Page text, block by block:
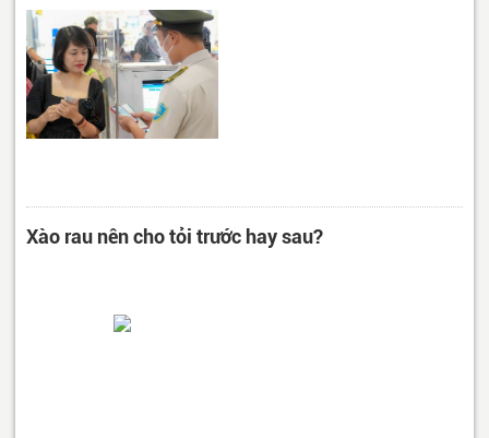
Xào rau nên cho tỏi trước hay sau?